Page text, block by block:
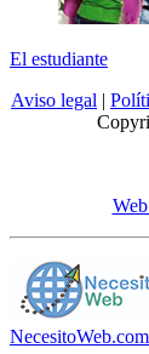
El estudiante
Aviso legal |
NecesitoWeb.com